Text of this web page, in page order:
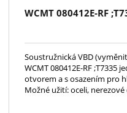
WCMT 080412E-RF
Soustružnická VBD
WCMT 080412E-RF ;T7335
otvorem a s osazením pro
Možné užití: oceli, nerezové